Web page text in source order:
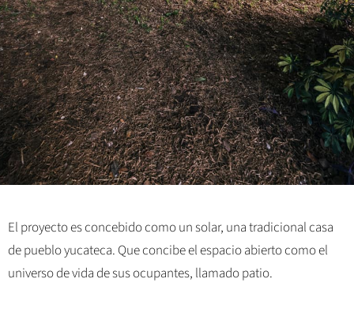
El proyecto es concebido como un solar, una tradicional casa
de pueblo yucateca. Que concibe el espacio abierto como el
universo de vida de sus ocupantes, llamado patio.